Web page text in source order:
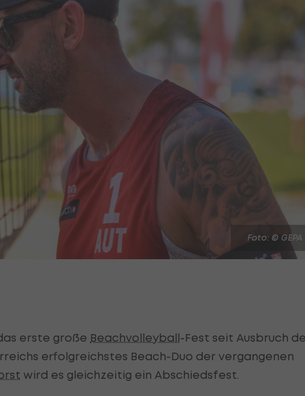
Foto: © GEPA
erste große Beachvolleyball-Fest seit Ausbruch
erfolgreichstes Beach-Duo der vergangenen
wird es gleichzeitig ein Abschiedsfest.